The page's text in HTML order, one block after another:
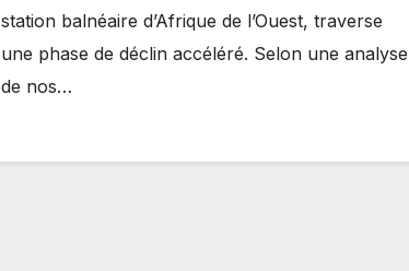
station balnéaire d’Afrique de l’Ouest, traverse
une phase de déclin accéléré. Selon une analyse
de nos…